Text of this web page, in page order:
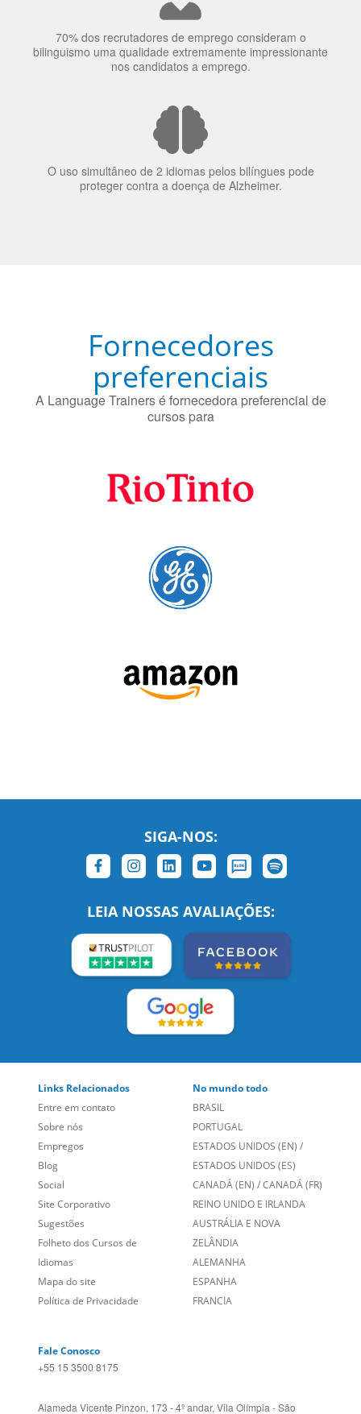
70% dos recrutadores de emprego consideram o
bilinguismo uma qualidade extremamente impressionante
nos candidatos a emprego.
O uso simultâneo de 2 idiomas pelos bilíngues pode
proteger contra a doença de Alzheimer.
Fornecedores
preferenciais
A Language Trainers é fornecedora preferencial de
cursos para
SIGA-NOS:
LEIA NOSSAS AVALIAÇÕES:
Links Relacionados
Entre em contato
Sobre nós
Empregos
Blog
Social
Site Corporativo
Sugestões
Folheto dos Cursos de
Idiomas
Mapa do site
Política de Privacidade
No mundo todo
BRASIL
PORTUGAL
ESTADOS UNIDOS (EN) /
ESTADOS UNIDOS (ES)
CANADÁ (EN) /CANADÁ (FR)
REINO UNIDO E IRLANDA
AUSTRÁLIA E NOVA
ZELÂNDIA
ALEMANHA
ESPANHA
FRANCIA
Fale Conosco
+55 15 3500 8175
Alameda Vicente Pinzon, 173 - 4º andar, Vila Olímpia - São